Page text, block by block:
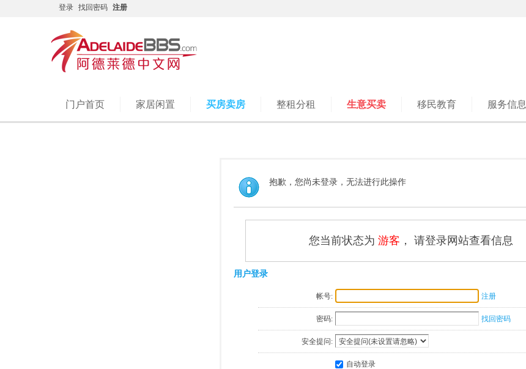
登录 找回密码 注册
门户首页 家居闲置 买房卖房 整租分租 生意买卖 移民教育 服务信息
抱歉，您尚未登录，无法进行此操作
您当前状态为 游客 ， 请登录网站查看信息
用户登录
帐号: 注册
密码: 找回密码
安全提问:
自动登录